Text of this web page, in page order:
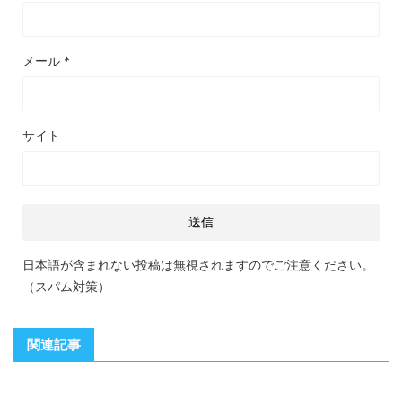
メール *
サイト
日本語が含まれない投稿は無視されますのでご注意ください。
（スパム対策）
関連記事